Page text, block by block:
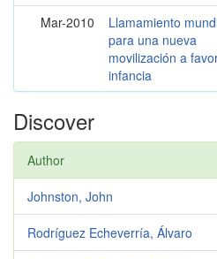
Mar-2010
Llamamiento
para una nueva
movilización a
infancia
Discover
Author
Johnston, John
Rodríguez Echeverría, Álvaro